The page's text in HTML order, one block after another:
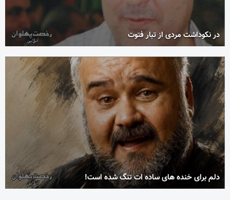
در نکوداشت مردی از تبار فتوت
دلم برای خنده های ساده ات تنگ شده است!